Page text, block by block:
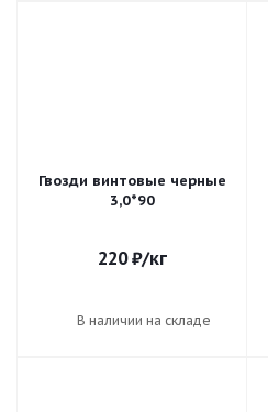
Гвозди винтовые черные
3,0*90
220₽/кг
В наличии на складе